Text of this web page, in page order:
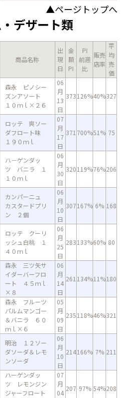
▲ページトップへ
デザート類
商品名称
出
現
日
金
額
PI
PI
前週
比
販売
店率
平
均
売
価
森永 ピノシー
ズンアソート
１０ｍｌ×２６
06
月
13
日
373126%40%327
ロッテ 爽ソー
ダフロート味
１９０ｍｌ
07
月
17
日
371 700%51% 75
ハ－ゲンダッ
ツ バニラ １
１０ｍｌ
06
月
30
日
320119%76%206
カンパーニュ
カスタードプリ
ン ２個
06
月
10
日
307167% 6% 168
ロッテ クーリ
ッシュ白桃 １
４０ｍｌ
06
月
25
日
283133%60% 80
森永 三ツ矢サ
イダーバーフロ
ート ４５ｍｌ
×８
06
月
14
日
261 134%11%180
森永 フルーツ
パルムマンゴー
＆バニラ ６０
ｍｌ×６
05
月
09
日
235118%46%321
明治 １２ソー
ダソーダ＆レモ
ンソーダ
06
月
10
日
214166% 7% 211
ハーゲンダッ
ツ レモンジン
ジャーフロート
07
月
04
207 97% 54%208